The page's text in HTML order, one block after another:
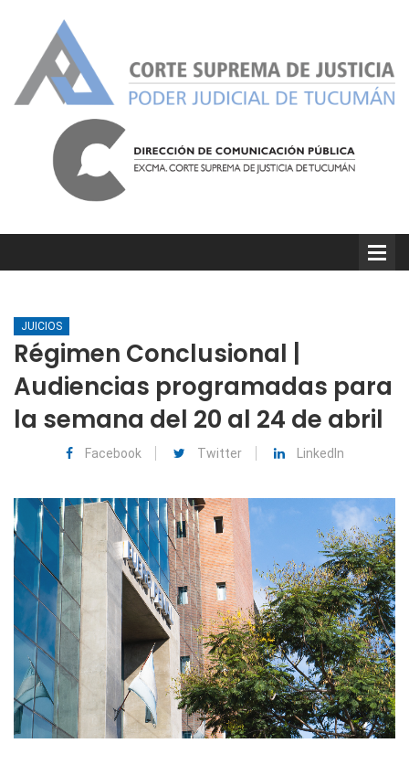
JUICIOS
Régimen Conclusional |
Audiencias programadas para
la semana del 20 al 24 de abril
Facebook Twitter LinkedIn